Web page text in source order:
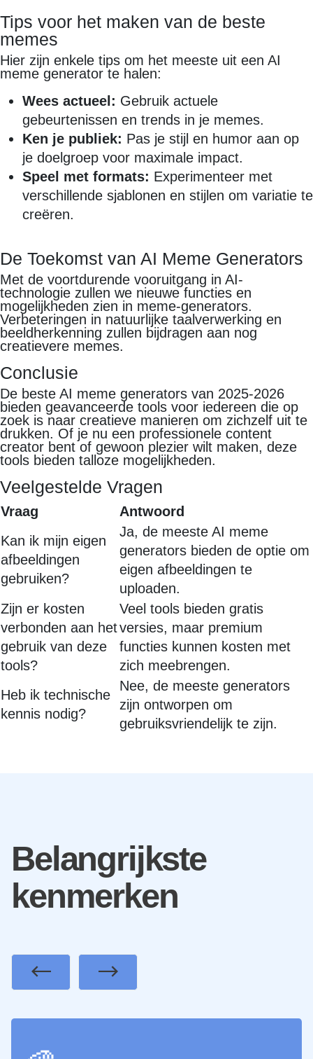
Tips voor het maken van de beste
memes
Hier zijn enkele tips om het meeste uit een AI
meme generator te halen:
Wees actueel: Gebruik actuele
gebeurtenissen en trends in je memes.
Ken je publiek: Pas je stijl en humor aan op
je doelgroep voor maximale impact.
Speel met formats: Experimenteer met
verschillende sjablonen en stijlen om variatie te
creëren.
De Toekomst van AI Meme Generators
Met de voortdurende vooruitgang in AI-
technologie zullen we nieuwe functies en
mogelijkheden zien in meme-generators.
Verbeteringen in natuurlijke taalverwerking en
beeldherkenning zullen bijdragen aan nog
creatievere memes.
Conclusie
De beste AI meme generators van 2025-2026
bieden geavanceerde tools voor iedereen die op
zoek is naar creatieve manieren om zichzelf uit te
drukken. Of je nu een professionele content
creator bent of gewoon plezier wilt maken, deze
tools bieden talloze mogelijkheden.
Veelgestelde Vragen
Vraag
Antwoord
Kan ik mijn eigen
afbeeldingen
gebruiken?
Ja, de meeste AI meme
generators bieden de optie om
eigen afbeeldingen te
uploaden.
Zijn er kosten
verbonden aan het
gebruik van deze
tools?
Veel tools bieden gratis
versies, maar premium
functies kunnen kosten met
zich meebrengen.
Heb ik technische
kennis nodig?
Nee, de meeste generators
zijn ontworpen om
gebruiksvriendelijk te zijn.
Belangrijkste
kenmerken
PreviousNext